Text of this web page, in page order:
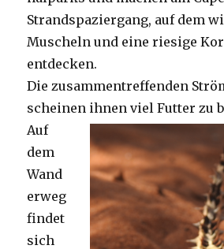
Strandspaziergang, auf dem
Muscheln und eine riesige
entdecken.
Die zusammentreffenden
scheinen ihnen viel Futter zu
Auf
dem
Wand
erweg
findet
sich